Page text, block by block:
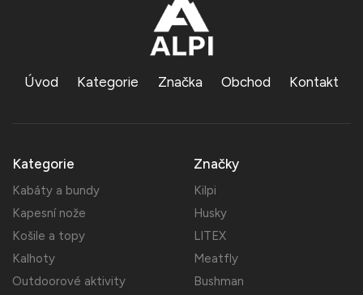
Úvod Kategorie Značka Obchod Kontakt
Kategorie
Kabáty a bundy
Kapesní nože
Košile a topy
Kalhoty
Outdoorové aktivity
Značky
Kilpi
Husky
LITEX
Meatfly
Bushman